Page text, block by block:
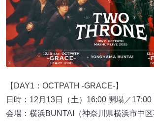
【DAY1：OCTPATH -GRACE-】
日時：12月13日（土）16:00 開場／17:00
会場：横浜BUNTAI（神奈川県横浜市中区